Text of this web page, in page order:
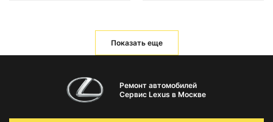
Показать еще
Ремонт автомобилей
Сервис Lexus в Москве